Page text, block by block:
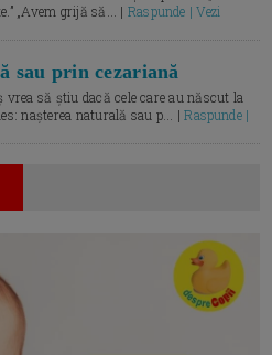
„Avem grijă să... | Raspunde | Vezi
sau prin cezariană
să știu dacă cele care au născut la
nașterea naturală sau p... |Raspunde |